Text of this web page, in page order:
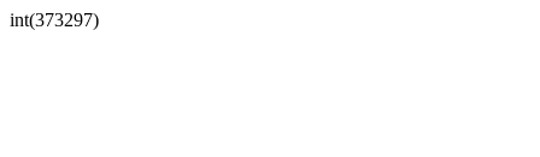
int(373297)